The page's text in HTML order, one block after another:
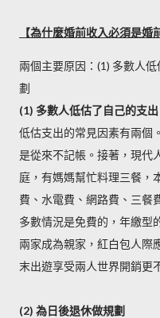
【為什麼婚前收入必須是婚
兩個主要原因：(1) 多數人
劃
(1) 多數人低估了自己的支出
低估支出的常見因素有兩個
是從來不記帳。接著，現代
庭，有媽媽幫忙料理三餐，
費、水電費、網路費、三餐
多數情況是免費的，年繳型
兩家成為親家，紅白包人際
末出遊享受兩人世界開銷更
(2) 為日後退休做規劃